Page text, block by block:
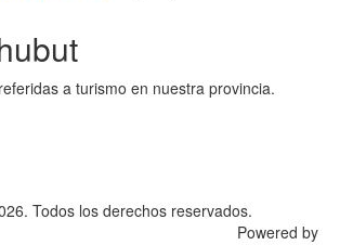
a turismo en nuestra provincia.
Todos los derechos reservados.
Powered by